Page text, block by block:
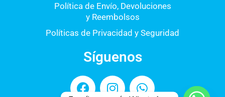
Política de Envío, Devoluciones
y Reembolsos
Políticas de Privacidad y Seguridad
Síguenos
F
a
I
n
W
h